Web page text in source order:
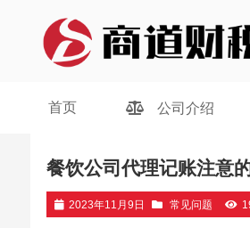
首页 公司介绍
济南代理记账 常见问题 / 餐饮公司代
餐饮公司代理记账注意
2023年11月9日 常见问题